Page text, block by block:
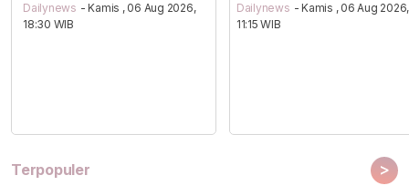
Dailynews - Kamis , 06 Aug 2026,
18:30 WIB
Dailynews - Kamis , 06 Aug 2026,
11:15 WIB
Terpopuler >